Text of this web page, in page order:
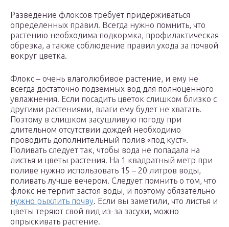
Разведение флоксов требует придерживаться
определенных правил. Всегда нужно помнить, что
растению необходима подкормка, профилактическая
обрезка, а также соблюдение правил ухода за почвой
вокруг цветка.
Флокс – очень влаголюбивое растение, и ему не
всегда достаточно подземных вод для полноценного
увлажнения. Если посадить цветок слишком близко с
другими растениями, влаги ему будет не хватать.
Поэтому в слишком засушливую погоду при
длительном отсутствии дождей необходимо
проводить дополнительный полив «под куст».
Поливать следует так, чтобы вода не попадала на
листья и цветы растения. На 1 квадратный метр при
поливе нужно использовать 15 – 20 литров воды,
поливать лучше вечером. Следует помнить о том, что
флокс не терпит застоя воды, и поэтому обязательно
нужно рыхлить почву. Если вы заметили, что листья и
цветы теряют свой вид из-за засухи, можно
опрыскивать растение.